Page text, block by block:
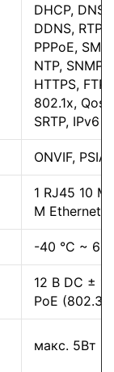
DHCP, DNS,
DDNS, RTP,
PPPoE,
NTP, SNMP,
HTTPS, FTP,
802.1x, Qos
SRTP, IPv6
ONVIF,
1 RJ45 10 M
M Ethernet
-40 °C ~ 60
12 В DC ±
PoE
макс. 5Вт